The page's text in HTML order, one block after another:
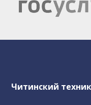
Студенческое
"East Architect
Читинский